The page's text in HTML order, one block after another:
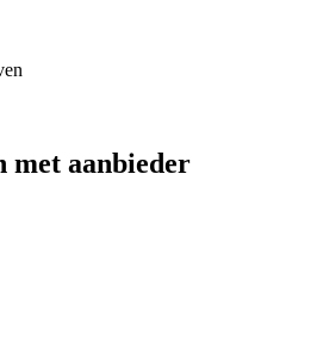
met aanbieder